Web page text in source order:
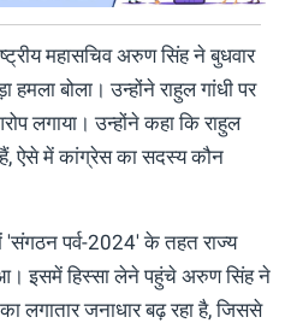
महासचिव अरुण सिंह ने बुधवार
बोला। उन्होंने राहुल गांधी पर
लगाया। उन्होंने कहा कि राहुल
हैं, ऐसे में कांग्रेस का सदस्य कौन
'संगठन पर्व-2024' के तहत राज्य
इसमें हिस्सा लेने पहुंचे अरुण सिंह ने
लगातार जनाधार बढ़ रहा है, जिससे